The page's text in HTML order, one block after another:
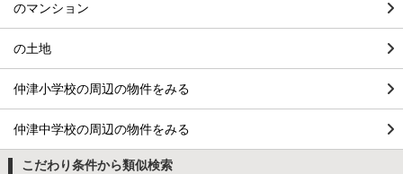
のマンション
の土地
仲津小学校の周辺の物件をみる
仲津中学校の周辺の物件をみる
こだわり条件から類似検索